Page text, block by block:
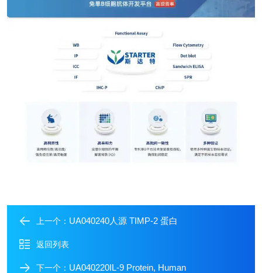
上一个： UA040240人源 TIMP-2 蛋白
返回列表
下一个： UA040220IL-9 Protein, Human